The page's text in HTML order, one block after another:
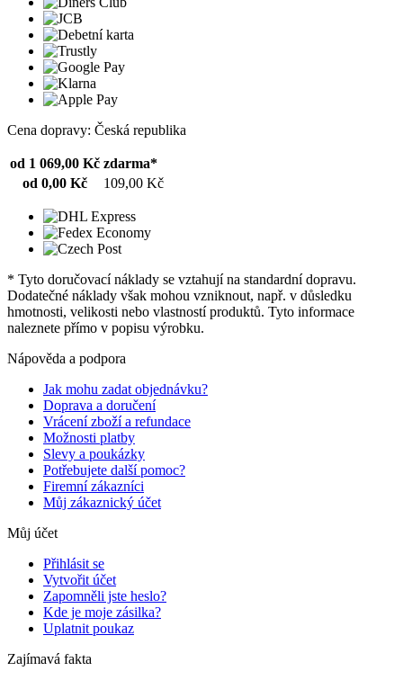
Cena dopravy: Česká republika
od 1 069,00 Kč zdarma*
od 0,00 Kč
109,00 Kč
* Tyto doručovací náklady se vztahují na standardní dopravu.
Dodatečné náklady však mohou vzniknout, např. v důsledku
hmotnosti, velikosti nebo vlastností produktů. Tyto informace
naleznete přímo v popisu výrobku.
Nápověda a podpora
Jak mohu zadat objednávku?
Doprava a doručení
Vrácení zboží a refundace
Možnosti platby
Slevy a poukázky
Potřebujete další pomoc?
Firemní zákazníci
Můj zákaznický účet
Můj účet
Přihlásit se
Vytvořit účet
Zapomněli jste heslo?
Kde je moje zásilka?
Uplatnit poukaz
Zajímavá fakta